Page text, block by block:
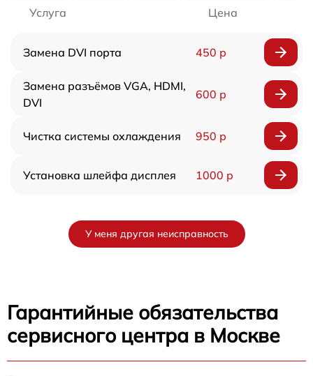
Услуга Цена
Замена DVI порта 450 р
Замена разъёмов VGA, HDMI,
DVI
600 р
Чистка системы охлаждения 950 р
Установка шлейфа дисплея 1000 р
У меня другая неисправность
Гарантийные обязательства
сервисного центра в Москве